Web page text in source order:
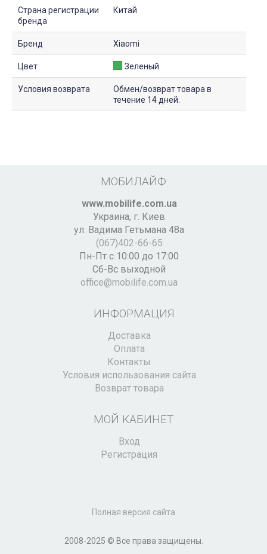
Страна регистрации
бренда
Китай
Бренд Xiaomi
Цвет Зеленый
Условия возврата
Обмен/возврат товара в
течение 14 дней.
МОБИЛАЙФ
www.mobilife.com.ua
Украина, г. Киев
ул. Вадима Гетьмана 48а
(067)402-66-65
Пн-Пт с 10:00 до 17:00
Сб-Вс выходной
office@mobilife.com.ua
ИНФОРМАЦИЯ
Доставка
Оплата
Контакты
Условия использования сайта
Возврат товара
МОЙ КАБИНЕТ
Вход
Регистрация
Полная версия сайта
2008-2025 © Все права защищены.